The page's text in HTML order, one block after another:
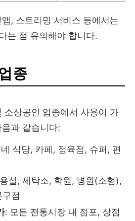
, 스트리밍 서비스 등에서는
는 점 유의해야 합니다.
종
소상공인 업종에서 사용이 가
과 같습니다:
식당, 카페, 정육점, 슈퍼, 편
실, 세탁소, 학원, 병원(소형),
점
: 모든 전통시장 내 점포, 상점